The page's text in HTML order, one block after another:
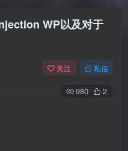
WP以及对于
关注 私信
980 2